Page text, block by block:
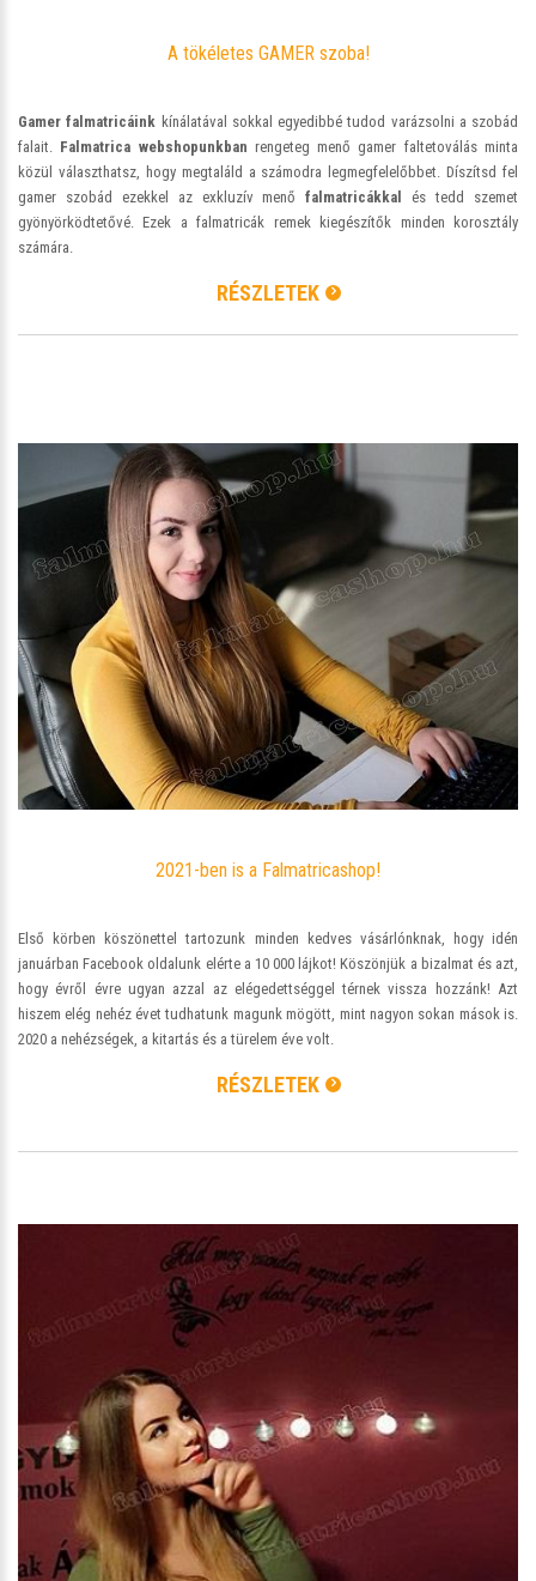
A tökéletes GAMER szoba!
Gamer falmatricáink kínálatával sokkal egyedibbé tudod varázsolni a szobád
falait. Falmatrica webshopunkban rengeteg menő gamer faltetoválás minta
közül választhatsz, hogy megtaláld a számodra legmegfelelőbbet. Díszítsd fel
gamer szobád ezekkel az exkluzív menőfalmatricákkal
és tedd szemet
gyönyörködtetővé. Ezek a falmatricák remek kiegészítők minden korosztály
számára.
RÉSZLETEK
2021-ben is a Falmatricashop!
Első körben köszönettel tartozunk minden kedves vásárlónknak, hogy idén
januárban Facebook oldalunk elérte a 10 000 lájkot! Köszönjük a bizalmat és azt,
hogy évről évre ugyan azzal az elégedettséggel térnek vissza hozzánk! Azt
hiszem elég nehéz évet tudhatunk magunk mögött, mint nagyon sokan mások is.
2020 a nehézségek, a kitartás és a türelem éve volt.
RÉSZLETEK